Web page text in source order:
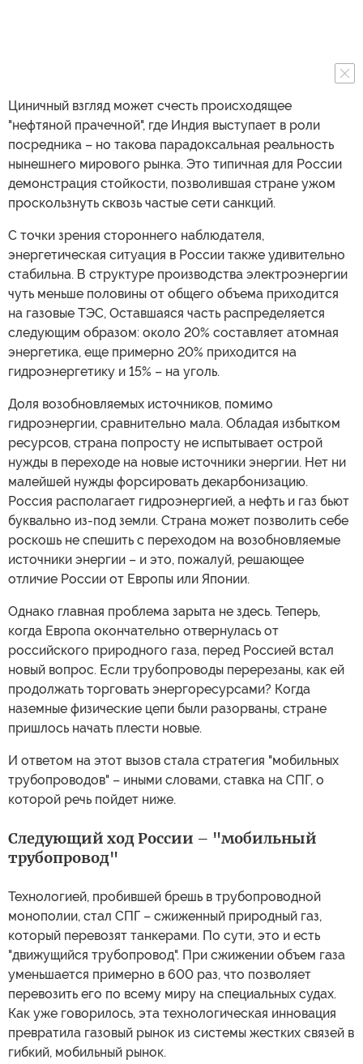
Циничный взгляд может счесть происходящее
"нефтяной прачечной", где Индия выступает в роли
посредника – но такова парадоксальная реальность
нынешнего мирового рынка. Это типичная для России
демонстрация стойкости, позволившая стране ужом
проскользнуть сквозь частые сети санкций.
С точки зрения стороннего наблюдателя,
энергетическая ситуация в России также удивительно
стабильна. В структуре производства электроэнергии
чуть меньше половины от общего объема приходится
на газовые ТЭС, Оставшаяся часть распределяется
следующим образом: около 20% составляет атомная
энергетика, еще примерно 20% приходится на
гидроэнергетику и 15% – на уголь.
Доля возобновляемых источников, помимо
гидроэнергии, сравнительно мала. Обладая избытком
ресурсов, страна попросту не испытывает острой
нужды в переходе на новые источники энергии. Нет ни
малейшей нужды форсировать декарбонизацию.
Россия располагает гидроэнергией, а нефть и газ бьют
буквально из-под земли. Страна может позволить себе
роскошь не спешить с переходом на возобновляемые
источники энергии – и это, пожалуй, решающее
отличие России от Европы или Японии.
Однако главная проблема зарыта не здесь. Теперь,
когда Европа окончательно отвернулась от
российского природного газа, перед Россией встал
новый вопрос. Если трубопроводы перерезаны, как ей
продолжать торговать энергоресурсами? Когда
наземные физические цепи были разорваны, стране
пришлось начать плести новые.
И ответом на этот вызов стала стратегия "мобильных
трубопроводов" – иными словами, ставка на СПГ, о
которой речь пойдет ниже.
Следующий ход России – "мобильный
трубопровод"
Технологией, пробившей брешь в трубопроводной
монополии, стал СПГ – сжиженный природный газ,
который перевозят танкерами. По сути, это и есть
"движущийся трубопровод". При сжижении объем газа
уменьшается примерно в 600 раз, что позволяет
перевозить его по всему миру на специальных судах.
Как уже говорилось, эта технологическая инновация
превратила газовый рынок из системы жестких связей в
гибкий, мобильный рынок.